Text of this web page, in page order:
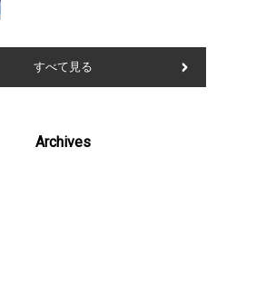
すべて見る
Archives